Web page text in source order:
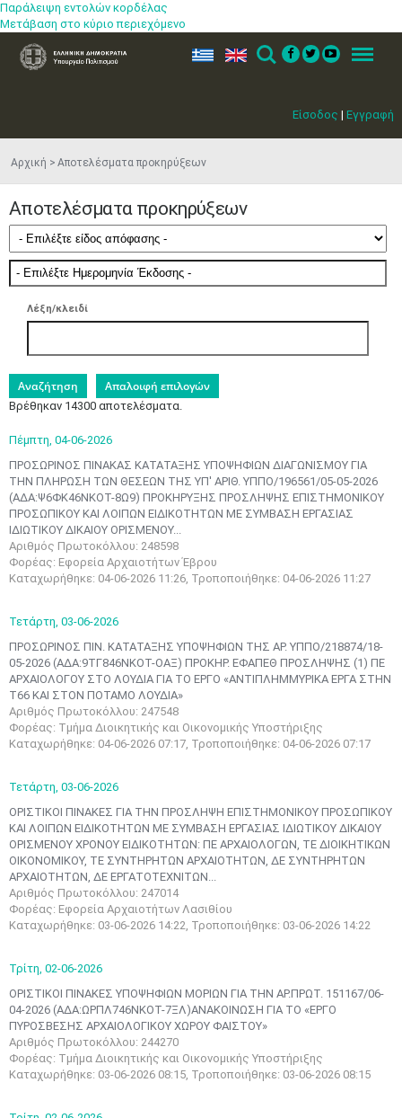
Παράλειψη εντολών κορδέλας
Μετάβαση στο κύριο περιεχόμενο
Είσοδος | Εγγραφή
ελ en Search Menu
Αρχική Αποτελέσματα προκηρύξεων
Αποτελέσματα προκηρύξεων
Λέξη/κλειδί
Βρέθηκαν 14300 αποτελέσματα.
Πέμπτη, 04-06-2026
ΠΡΟΣΩΡΙΝΟΣ ΠΙΝΑΚΑΣ ΚΑΤΑΤΑΞΗΣ ΥΠΟΨΗΦΙΩΝ ΔΙΑΓΩΝΙΣΜΟΥ ΓΙΑ
ΤΗΝ ΠΛΗΡΩΣΗ ΤΩΝ ΘΕΣΕΩΝ ΤΗΣ ΥΠ' ΑΡΙΘ. ΥΠΠΟ/196561/05-05-2026
(ΑΔΑ:Ψ6ΦΚ46ΝΚΟΤ-8Ω9) ΠΡΟΚΗΡΥΞΗΣ ΠΡΟΣΛΗΨΗΣ ΕΠΙΣΤΗΜΟΝΙΚΟΥ
ΠΡΟΣΩΠΙΚΟΥ ΚΑΙ ΛΟΙΠΩΝ EΙΔΙΚΟΤΗΤΩΝ ΜΕ ΣΥΜΒΑΣΗ ΕΡΓΑΣΙΑΣ
ΙΔΙΩΤΙΚΟΥ ΔΙΚΑΙΟΥ ΟΡΙΣΜΕΝΟΥ...
Αριθμός Πρωτοκόλλου: 248598
Φορέας: Εφορεία Αρχαιοτήτων Έβρου
Καταχωρήθηκε: 04-06-2026 11:26, Τροποποιήθηκε: 04-06-2026 11:27
Τετάρτη, 03-06-2026
ΠΡΟΣΩΡΙΝΟΣ ΠΙΝ. ΚΑΤΑΤΑΞΗΣ ΥΠΟΨΗΦΙΩΝ ΤΗΣ ΑΡ. ΥΠΠΟ/218874/18-
05-2026 (ΑΔΑ:9ΤΓ846ΝΚΟΤ-ΟΑΞ) ΠΡΟΚΗΡ. ΕΦΑΠΕΘ ΠΡΟΣΛΗΨΗΣ (1) ΠΕ
ΑΡΧΑΙΟΛΟΓΟΥ ΣΤΟ ΛΟΥΔΙΑ ΓΙΑ ΤΟ ΕΡΓΟ «ΑΝΤΙΠΛΗΜΜΥΡΙΚΑ ΕΡΓΑ ΣΤΗΝ
Τ66 ΚΑΙ ΣΤΟΝ ΠΟΤΑΜΟ ΛΟΥΔΙΑ»
Αριθμός Πρωτοκόλλου: 247548
Φορέας: Τμήμα Διοικητικής και Οικονομικής Υποστήριξης
Καταχωρήθηκε: 04-06-2026 07:17, Τροποποιήθηκε: 04-06-2026 07:17
Τετάρτη, 03-06-2026
ΟΡΙΣΤΙΚΟΙ ΠΙΝΑΚΕΣ ΓΙΑ ΤΗΝ ΠΡΟΣΛΗΨΗ ΕΠΙΣΤΗΜΟΝΙΚΟΥ ΠΡΟΣΩΠΙΚΟΥ
ΚΑΙ ΛΟΙΠΩΝ ΕΙΔΙΚΟΤΗΤΩΝ ΜΕ ΣΥΜΒΑΣΗ ΕΡΓΑΣΙΑΣ ΙΔΙΩΤΙΚΟΥ ΔΙΚΑΙΟΥ
ΟΡΙΣΜΕΝΟΥ ΧΡΟΝΟΥ ΕΙΔΙΚΟΤΗΤΩΝ: ΠΕ ΑΡΧΑΙΟΛΟΓΩΝ, ΤΕ ΔΙΟΙΚΗΤΙΚΩΝ
ΟΙΚΟΝΟΜΙΚΟΥ, ΤΕ ΣΥΝΤΗΡΗΤΩΝ ΑΡΧΑΙΟΤΗΤΩΝ, ΔΕ ΣΥΝΤΗΡΗΤΩΝ
ΑΡΧΑΙΟΤΗΤΩΝ, ΔΕ ΕΡΓΑΤΟΤΕΧΝΙΤΩΝ...
Αριθμός Πρωτοκόλλου: 247014
Φορέας: Εφορεία Αρχαιοτήτων Λασιθίου
Καταχωρήθηκε: 03-06-2026 14:22, Τροποποιήθηκε: 03-06-2026 14:22
Τρίτη, 02-06-2026
ΟΡΙΣΤΙΚΟΙ ΠΙΝΑΚΕΣ ΥΠΟΨΗΦΙΩΝ ΜΟΡΙΩΝ ΓΙΑ ΤΗΝ ΑΡ.ΠΡΩΤ. 151167/06-
04-2026 (ΑΔΑ:ΩΡΠΛ746ΝΚΟΤ-7ΞΛ)ΑΝΑΚΟΙΝΩΣΗ ΓΙΑ ΤΟ «ΕΡΓΟ
ΠΥΡΟΣΒΕΣΗΣ ΑΡΧΑΙΟΛΟΓΙΚΟΥ ΧΩΡΟΥ ΦΑΙΣΤΟΥ»
Αριθμός Πρωτοκόλλου: 244270
Φορέας: Τμήμα Διοικητικής και Οικονομικής Υποστήριξης
Καταχωρήθηκε: 03-06-2026 08:15, Τροποποιήθηκε: 03-06-2026 08:15